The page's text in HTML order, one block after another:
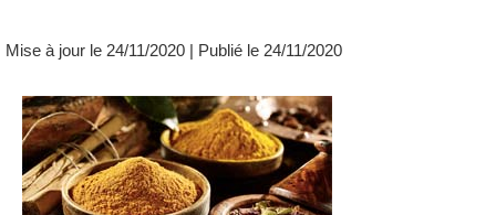
Mise à jour le 24/11/2020 | Publié le 24/11/2020